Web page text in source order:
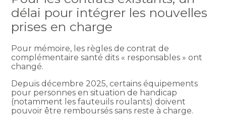
délai pour intégrer les nouvelles
prises en charge
Pour mémoire, les règles de contrat de
complémentaire santé dits « responsables » ont
changé.
Depuis décembre 2025, certains équipements
pour personnes en situation de handicap
(notamment les fauteuils roulants) doivent
pouvoir être remboursés sans reste à charge.